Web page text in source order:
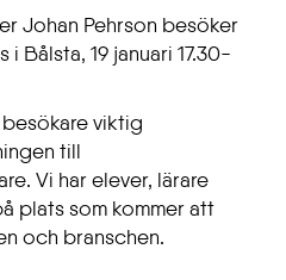
Johan Pehrson besöker
Bålsta, 19 januari 17.30-
viktig
till
Vi har elever, lärare
plats som kommer att
och branschen.